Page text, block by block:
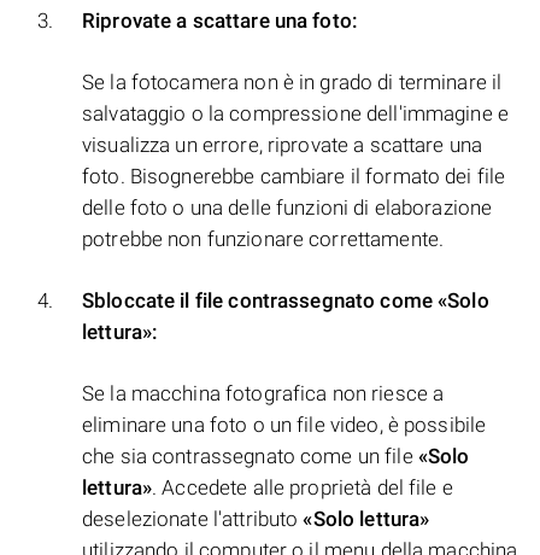
Riprovate a scattare una foto:
Se la fotocamera non è in grado di terminare il
salvataggio o la compressione dell'immagine e
visualizza un errore, riprovate a scattare una
foto. Bisognerebbe cambiare il formato dei file
delle foto o una delle funzioni di elaborazione
potrebbe non funzionare correttamente.
Sbloccate il file contrassegnato come «Solo
lettura»:
Se la macchina fotografica non riesce a
eliminare una foto o un file video, è possibile
che sia contrassegnato come un file «Solo
lettura». Accedete alle proprietà del file e
deselezionate l'attributo«Solo lettura»